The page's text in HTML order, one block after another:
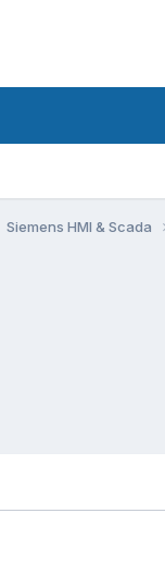
Siemens HMI & Scada